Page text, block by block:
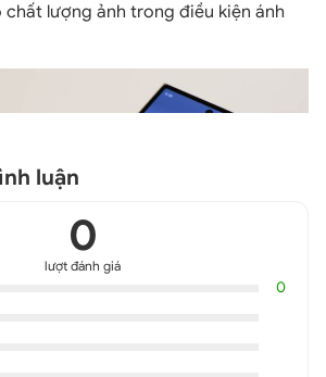
chất lượng ảnh trong điều kiện ánh
12MP cho phép chụp những bức
luận
0
lượt đánh giá
0